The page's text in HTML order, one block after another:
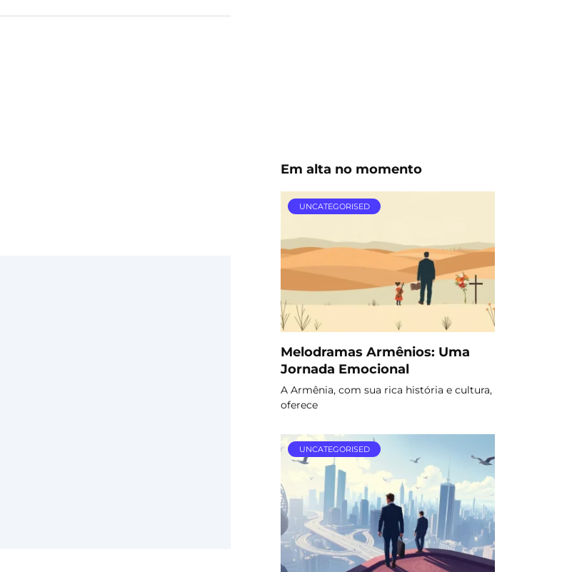
Em alta no momento
UNCATEGORISED
Melodramas Armênios: Uma
Jornada Emocional
A Armênia, com sua rica história e cultura,
oferece
UNCATEGORISED